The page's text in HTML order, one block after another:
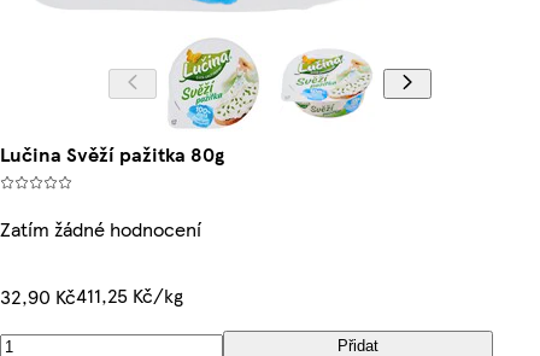
Lučina Svěží pažitka 80g
Zatím žádné hodnocení
32,90 Kč411,25 Kč/kg
Přidat